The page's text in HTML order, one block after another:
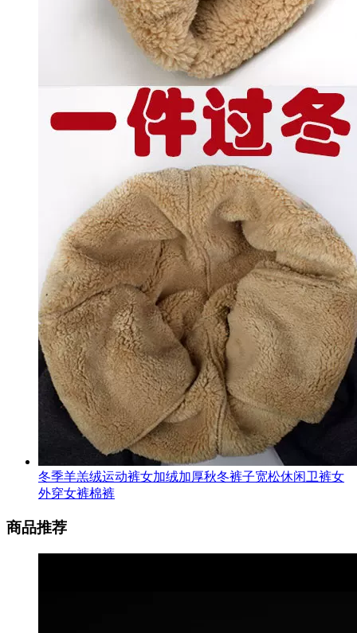
冬季羊羔绒运动裤女加绒加厚秋冬裤子宽松休闲卫裤女
外穿女裤棉裤
商品推荐